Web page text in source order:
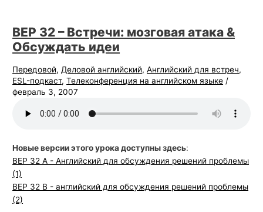
BEP 32 – Встречи: мозговая атака &
Обсуждать идеи
Передовой,Деловой английский,Английский для встреч,
ESL-подкаст,Телеконференция на английском языке /
февраль 3, 2007
Новые версии этого урока доступны здесь:
BEP 32 A - Английский для обсуждения решений проблемы
(1)
BEP 32 B - английский для обсуждения решений проблемы
(2)